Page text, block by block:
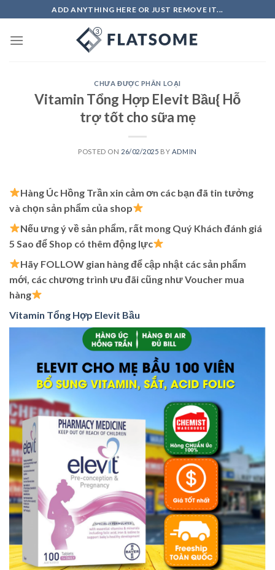
to
content
ADD ANYTHING HERE OR JUST REMOVE IT...
CHƯA ĐƯỢC PHÂN LOẠI
Vitamin Tổng Hợp Elevit Bầu{ Hỗ
trợ tốt cho sữa mẹ
POSTED ON 26/02/2025 BY ADMIN
Hàng Úc Hồng Trần xin cảm ơn các bạn đã tin tưởng
và chọn sản phẩm của shop
Nếu ưng ý về sản phẩm, rất mong Quý Khách đánh giá
5 Sao để Shop có thêm động lực
Hãy FOLLOW gian hàng để cập nhật các sản phẩm
mới, các chương trình ưu đãi cũng như Voucher mua
hàng
Vitamin Tổng Hợp Elevit Bầu